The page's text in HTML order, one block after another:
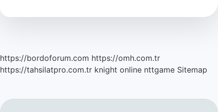
https://bordoforum.com https://omh.com.tr
https://tahsilatpro.com.tr knight online nttgame Sitemap